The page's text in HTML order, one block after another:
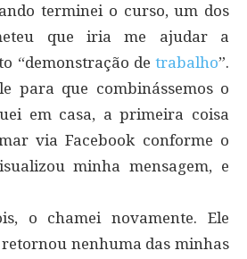
terminei o curso, um dos
que iria me ajudar a
“demonstração de trabalho”.
para que combinássemos o
em casa, a primeira coisa
via Facebook conforme o
minha mensagem, e
o chamei novamente. Ele
nenhuma das minhas